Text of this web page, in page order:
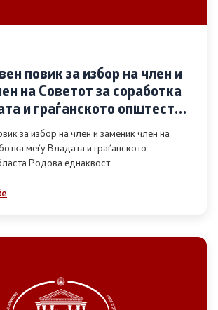
и граѓанскиот сектор
за иницијативи на граѓанските
повик за избор на член и
на Советот за соработка
и граѓанското општество
еднаквост
за избор на член и заменик член на
меѓу Владата и граѓанското
Родова еднаквост